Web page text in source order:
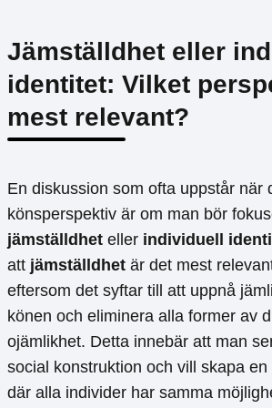
Jämställdhet eller
identitet: Vilket
mest relevant?
En diskussion som ofta uppstår när
könsperspektiv är om man bör
jämställdhet eller individuell
att jämställdhet är det mest
eftersom det syftar till att uppnå
könen och eliminera alla former av
ojämlikhet. Detta innebär att man
social konstruktion och vill skapa
där alla individer har samma